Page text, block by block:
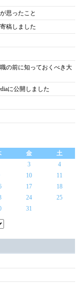
思ったこと
稿しました
の前に知っておくべき大
に公開しました
金
土
3
4
10
11
17
18
24
25
31